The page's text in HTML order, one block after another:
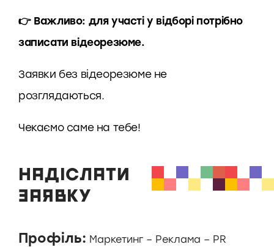
👉 Важливо: для участі у відборі потрібно
записати відеорезюме.
Заявки без відеорезюме не
розглядаються.
Чекаємо саме на тебе!
НАДІСЛАТИ
ЗАЯВКУ
Профіль: Маркетинг – Реклама – PR